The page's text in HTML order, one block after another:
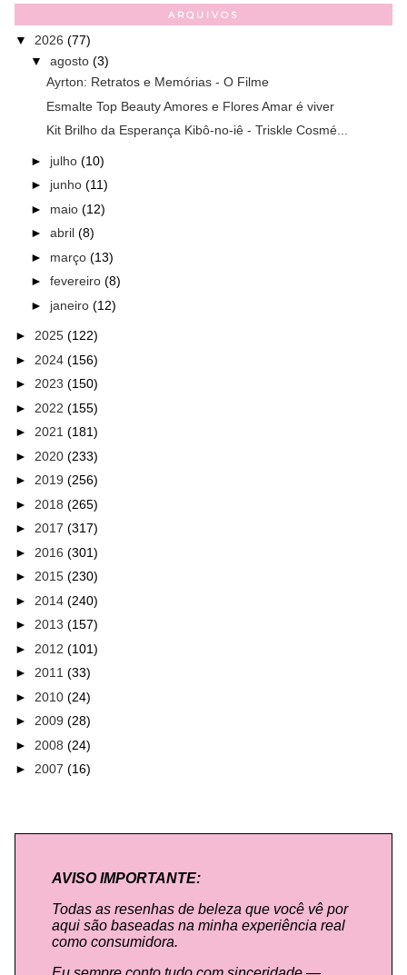
ARQUIVOS
▼ 2026 (77)
▼ agosto (3)
Ayrton: Retratos e Memórias - O Filme
Esmalte Top Beauty Amores e Flores Amar é viver
Kit Brilho da Esperança Kibô-no-iê - Triskle Cosmé...
► julho (10)
► junho (11)
► maio (12)
► abril (8)
► março (13)
► fevereiro (8)
► janeiro (12)
► 2025 (122)
► 2024 (156)
► 2023 (150)
► 2022 (155)
► 2021 (181)
► 2020 (233)
► 2019 (256)
► 2018 (265)
► 2017 (317)
► 2016 (301)
► 2015 (230)
► 2014 (240)
► 2013 (157)
► 2012 (101)
► 2011 (33)
► 2010 (24)
► 2009 (28)
► 2008 (24)
► 2007 (16)
AVISO IMPORTANTE:
Todas as resenhas de beleza que você vê por
aqui são baseadas na minha experiência real
como consumidora.